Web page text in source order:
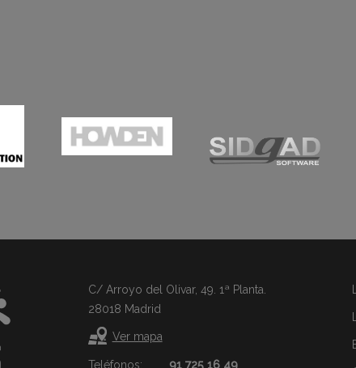
C/ Arroyo del Olivar, 49. 1ª Planta.
28018 Madrid
Ver mapa
Teléfonos:
91 725 16 49